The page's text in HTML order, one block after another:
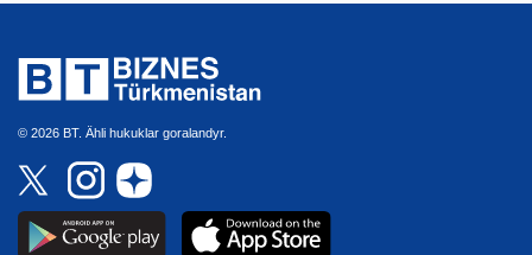
© 2026 BT. Ähli hukuklar goralandyr.